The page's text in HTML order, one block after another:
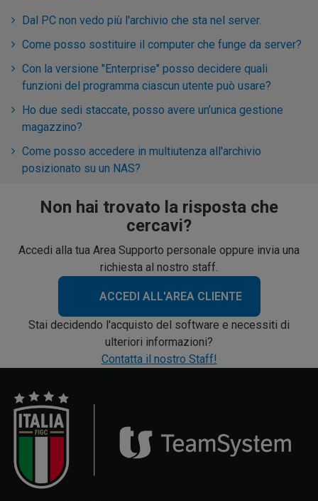
Dal PC non vedo più l'archivio che sta nel server.
Come posso sostituire il computer che funge da server?
Con la versione "Enterprise" posso decidere quali
funzioni del programma ciascun utente può usare?
Ho due sedi staccate, posso avere un’unica gestione
magazzino?
Come posso accedere in multiutenza all'archivio
posizionato su un NAS?
Non hai trovato la risposta che
cercavi?
Accedi alla tua Area Supporto personale oppure invia una
richiesta al nostro staff.
ACCEDI ALL'AREA CLIENTE
Stai decidendo l'acquisto del software e necessiti di
ulteriori informazioni?
Contatta il nostro Staff!